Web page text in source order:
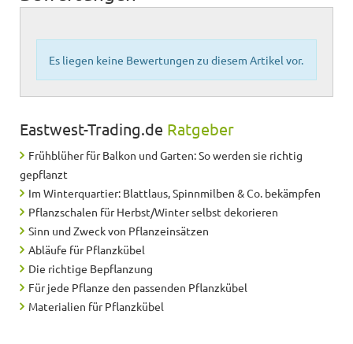
Es liegen keine Bewertungen zu diesem Artikel vor.
Eastwest-Trading.de Ratgeber
Frühblüher für Balkon und Garten: So werden sie richtig
gepflanzt
Im Winterquartier: Blattlaus, Spinnmilben & Co. bekämpfen
Pflanzschalen für Herbst/Winter selbst dekorieren
Sinn und Zweck von Pflanzeinsätzen
Abläufe für Pflanzkübel
Die richtige Bepflanzung
Für jede Pflanze den passenden Pflanzkübel
Materialien für Pflanzkübel